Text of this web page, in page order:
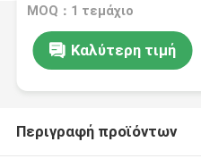
MOQ：1 τεμάχιο
Καλύτερη τιμή
Περιγραφή προϊόντων